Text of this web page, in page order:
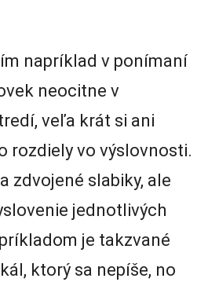
napríklad v ponímaní
neocitne v
veľa krát si ani
rozdiely vo výslovnosti.
zdvojené slabiky, ale
jednotlivých
je takzvané
ktorý sa nepíše, no